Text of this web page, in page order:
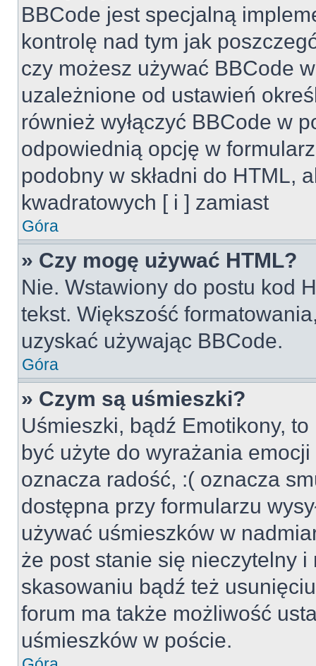
BBCode jest specjalną
kontrolę nad tym jak
czy możesz używać BBCode
uzależnione od ustawień
również wyłączyć BBCode w
odpowiednią opcję w
podobny w składni do HTML,
kwadratowych [ i ] zamiast
Góra
» Czy mogę używać HTML?
Nie. Wstawiony do postu kod
tekst. Większość
uzyskać używając BBCode.
Góra
» Czym są uśmieszki?
Uśmieszki, bądź Emotikony,
być użyte do wyrażania
oznacza radość, :( oznacza
dostępna przy formularzu
używać uśmieszków w
że post stanie się nieczytelny
skasowaniu bądź też
forum ma także możliwość
uśmieszków w poście.